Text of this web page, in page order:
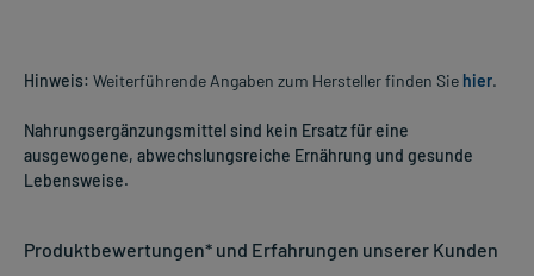
Hinweis: Weiterführende Angaben zum Hersteller finden Sie hier.
Nahrungsergänzungsmittel sind kein Ersatz für eine
ausgewogene, abwechslungsreiche Ernährung und gesunde
Lebensweise.
Produktbewertungen* und Erfahrungen unserer Kunden